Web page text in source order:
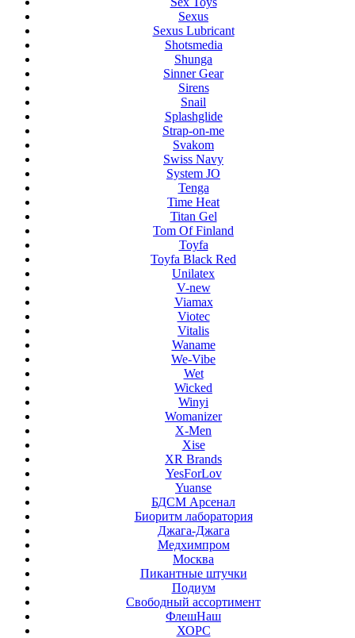
Sexus
Sexus Lubricant
Shotsmedia
Shunga
Sinner Gear
Sirens
Snail
Splashglide
Strap-on-me
Svakom
Swiss Navy
System JO
Tenga
Time Heat
Titan Gel
Tom Of Finland
Toyfa
Toyfa Black Red
Unilatex
V-new
Viamax
Viotec
Vitalis
Waname
We-Vibe
Wet
Wicked
Winyi
Womanizer
X-Men
Xise
XR Brands
YesForLov
Yuanse
БДСМ Арсенал
Биоритм лаборатория
Джага-Джага
Медхимпром
Москва
Пикантные штучки
Подиум
Свободный ассортимент
ФлешНаш
ХОРС